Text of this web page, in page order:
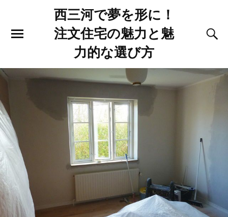
西三河で夢を形に！
注文住宅の魅力と魅
力的な選び方